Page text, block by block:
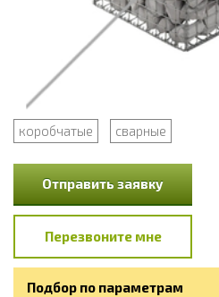
коробчатые сварные
Отправить заявку
Перезвоните мне
Подбор по параметрам